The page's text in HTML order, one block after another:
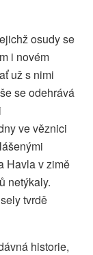
osudy se
i novém
už s nimi
se odehrává
ve věznici
Havla v zimě
netýkaly.
tvrdě
historie,